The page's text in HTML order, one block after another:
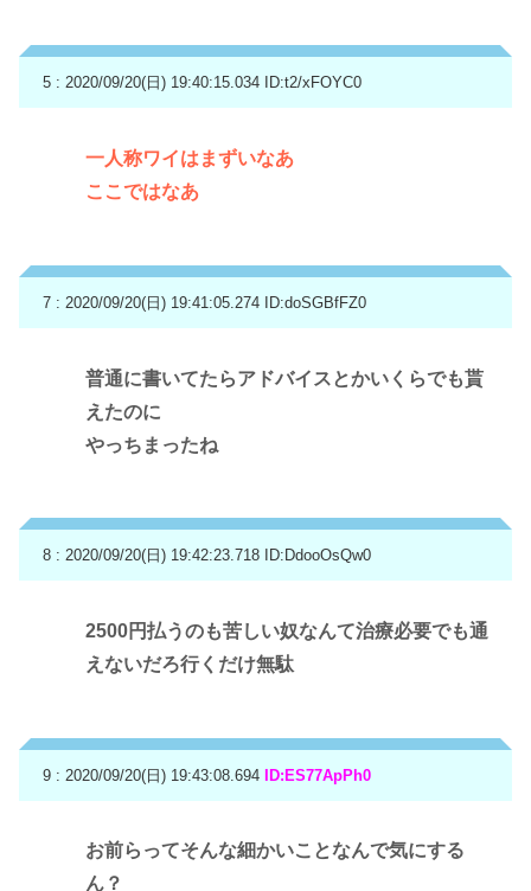
5 : 2020/09/20(日) 19:40:15.034 ID:t2/xFOYC0
一人称ワイはまずいなあ
ここではなあ
7 : 2020/09/20(日) 19:41:05.274 ID:doSGBfFZ0
普通に書いてたらアドバイスとかいくらでも貰
えたのに
やっちまったね
8 : 2020/09/20(日) 19:42:23.718 ID:DdooOsQw0
2500円払うのも苦しい奴なんて治療必要でも通
えないだろ行くだけ無駄
9 : 2020/09/20(日) 19:43:08.694 ID:ES77ApPh0
お前らってそんな細かいことなんで気にする
ん？